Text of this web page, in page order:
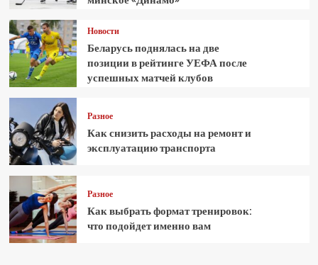
Новости
Беларусь поднялась на две
позиции в рейтинге УЕФА после
успешных матчей клубов
Разное
Как снизить расходы на ремонт и
эксплуатацию транспорта
Разное
Как выбрать формат тренировок:
что подойдет именно вам